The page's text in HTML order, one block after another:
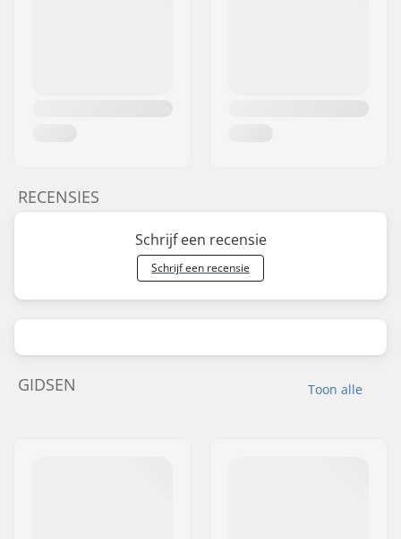
RECENSIES
Schrijf een recensie
Schrijf een recensie
Toon alle
GIDSEN